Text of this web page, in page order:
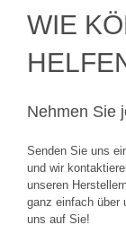
WIE
Nehmen Sie
Senden Sie uns
und wir
unseren
ganz einfach über
uns auf Sie!